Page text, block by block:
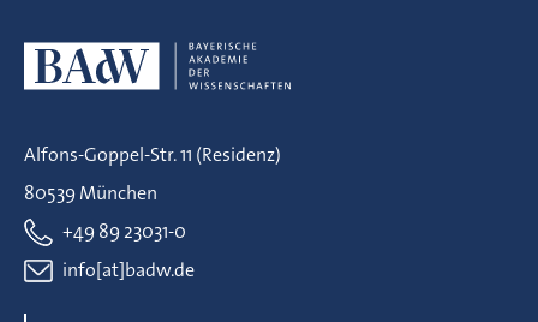
Alfons-Goppel-Str. 11 (Residenz)
80539 München
+49 89 23031-0
info[at]badw.de